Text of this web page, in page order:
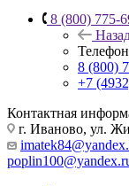
8 (800) 775-
8 (800)
+7
Контактная
г. Иваново, ул.